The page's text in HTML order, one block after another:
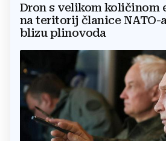
Dron s velikom količinom
na teritorij članice NATO-
blizu plinovoda